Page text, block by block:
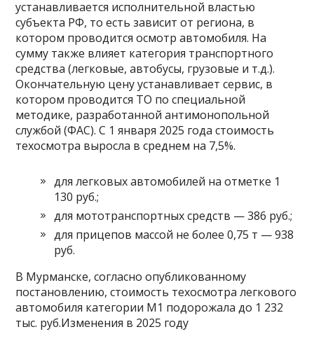
устанавливается исполнительной властью
субъекта РФ, то есть зависит от региона, в
котором проводится осмотр автомобиля. На
сумму также влияет категория транспортного
средства (легковые, автобусы, грузовые и т.д.).
Окончательную цену устанавливает сервис, в
котором проводится ТО по специальной
методике, разработанной антимонопольной
службой (ФАС). С 1 января 2025 года стоимость
техосмотра выросла в среднем на 7,5%.
для легковых автомобилей на отметке 1
130 руб.;
для мототранспортных средств — 386 руб.;
для прицепов массой не более 0,75 т — 938
руб.
В Мурманске, согласно опубликованному
постановлению, стоимость техосмотра легкового
автомобиля категории М1 подорожала до 1 232
тыс. руб.Изменения в 2025 году